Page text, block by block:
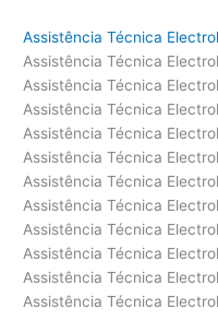
Assistência Técnica
Assistência Técnica
Assistência Técnica
Assistência Técnica
Assistência Técnica
Assistência Técnica
Assistência Técnica
Assistência Técnica
Assistência Técnica
Assistência Técnica
Assistência Técnica
Assistência Técnica